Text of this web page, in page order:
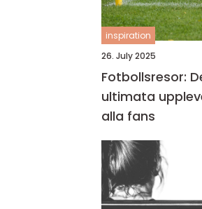
inspiration
26. July 2025
Fotbollsresor:
ultimata
alla fans